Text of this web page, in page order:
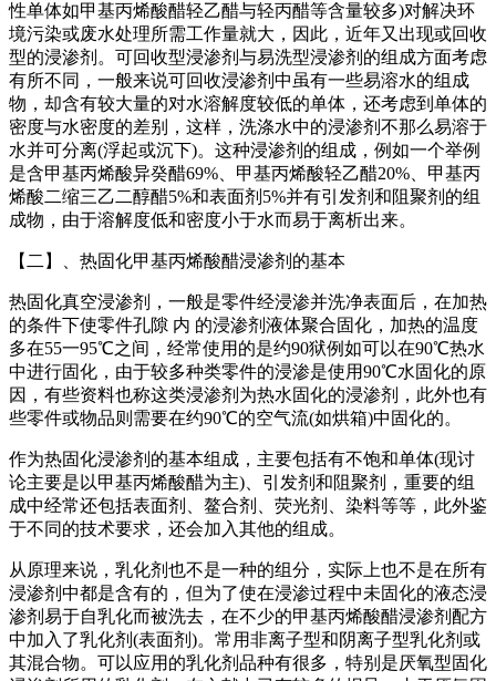
性单体如甲基丙烯酸醋轻乙醋与轻丙醋等含量较多)对解决环
境污染或废水处理所需工作量就大，因此，近年又出现或回收
型的浸渗剂。可回收型浸渗剂与易洗型浸渗剂的组成方面考虑
有所不同，一般来说可回收浸渗剂中虽有一些易溶水的组成
物，却含有较大量的对水溶解度较低的单体，还考虑到单体的
密度与水密度的差别，这样，洗涤水中的浸渗剂不那么易溶于
水并可分离(浮起或沉下)。这种浸渗剂的组成，例如一个举例
是含甲基丙烯酸异癸醋69%、甲基丙烯酸轻乙醋20%、甲基丙
烯酸二缩三乙二醇醋5%和表面剂5%并有引发剂和阻聚剂的组
成物，由于溶解度低和密度小于水而易于离析出来。
【二】、热固化甲基丙烯酸醋浸渗剂的基本
热固化真空浸渗剂，一般是零件经浸渗并洗净表面后，在加热
的条件下使零件孔隙 内 的浸渗剂液体聚合固化，加热的温度
多在55一95℃之间，经常使用的是约90狱例如可以在90℃热水
中进行固化，由于较多种类零件的浸渗是使用90℃水固化的原
因，有些资料也称这类浸渗剂为热水固化的浸渗剂，此外也有
些零件或物品则需要在约90℃的空气流(如烘箱)中固化的。
作为热固化浸渗剂的基本组成，主要包括有不饱和单体(现讨
论主要是以甲基丙烯酸醋为主)、引发剂和阻聚剂，重要的组
成中经常还包括表面剂、鳌合剂、荧光剂、染料等等，此外鉴
于不同的技术要求，还会加入其他的组成。
从原理来说，乳化剂也不是一种的组分，实际上也不是在所有
浸渗剂中都是含有的，但为了使在浸渗过程中未固化的液态浸
渗剂易于自乳化而被洗去，在不少的甲基丙烯酸醋浸渗剂配方
中加入了乳化剂(表面剂)。常用非离子型和阴离子型乳化剂或
其混合物。可以应用的乳化剂品种有很多，特别是厌氧型固化